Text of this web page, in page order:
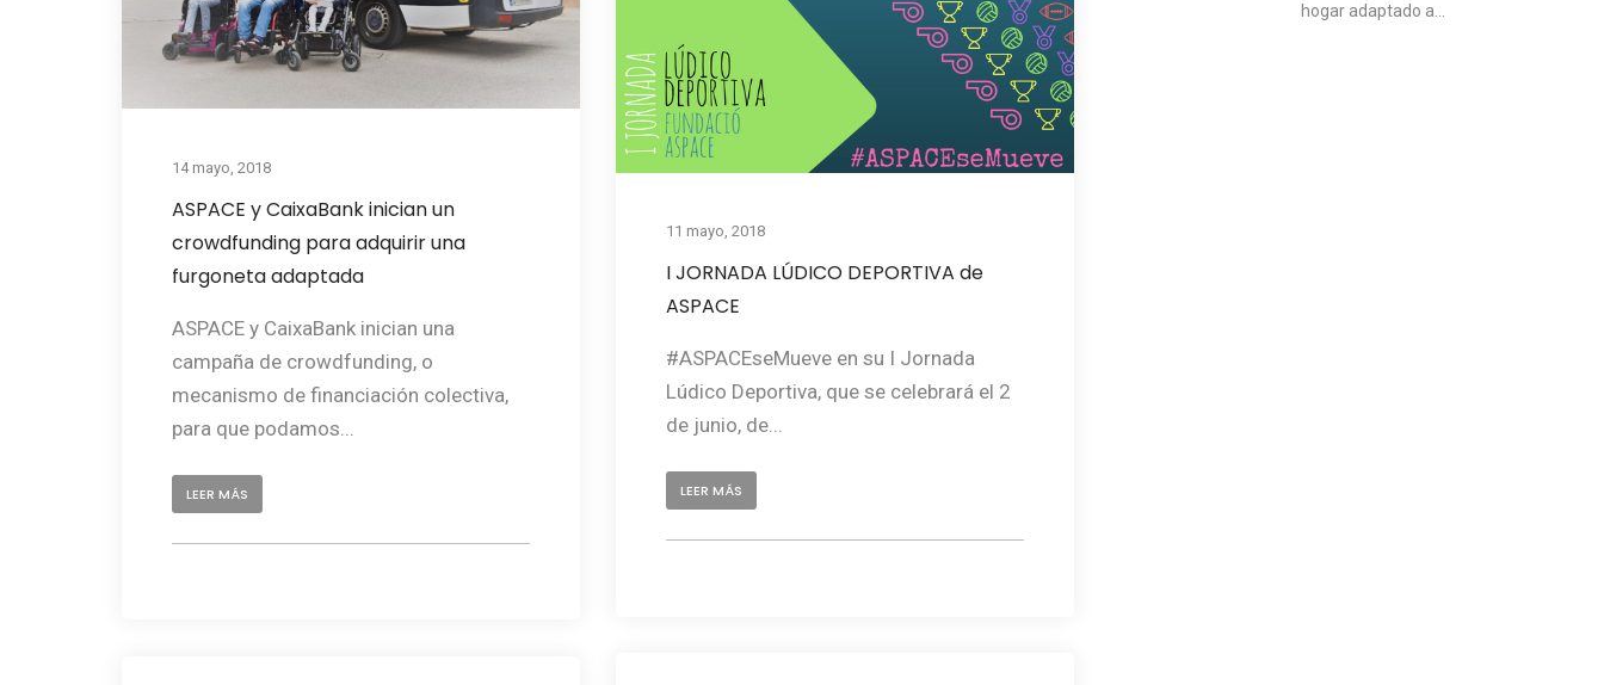
14 mayo, 2018
ASPACE y CaixaBank inician un
crowdfunding para adquirir una
furgoneta adaptada
ASPACE y CaixaBank inician una
campaña de crowdfunding, o
mecanismo de financiación colectiva,
para que podamos...
LEER MÁS
11 mayo, 2018
I JORNADA LÚDICO DEPORTIVA de
ASPACE
#ASPACEseMueve en su I Jornada
Lúdico Deportiva, que se celebrará el 2
de junio, de...
LEER MÁS
hogar adaptado a...